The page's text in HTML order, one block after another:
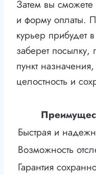
Затем вы
и форму оплаты.
курьер прибудет
заберет посылку,
пункт
целостность и
Быстрая и
Возможность
Гарантия